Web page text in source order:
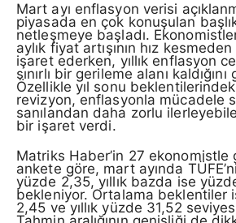
Mart ayı enflasyon verisi
piyasada en çok konuşulan
netleşmeye başladı.
aylık fiyat artışının hız
işaret ederken, yıllık enflasyon
sınırlı bir gerileme alanı
Özellikle yıl sonu
revizyon, enflasyonla mücadele
sanılandan daha zorlu
bir işaret verdi.
Matriks Haber’in 27 ekonomistle
ankete göre, mart ayında
yüzde 2,35, yıllık bazda ise
bekleniyor. Ortalama beklentiler
2,45 ve yıllık yüzde 31,52